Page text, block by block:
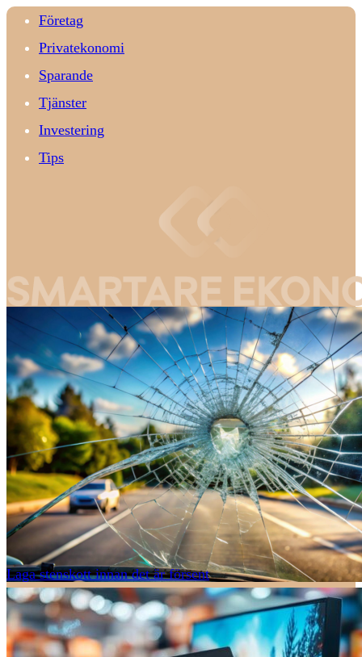
Företag
Privatekonomi
Sparande
Tjänster
Investering
Tips
Laga stenskott innan det är försent